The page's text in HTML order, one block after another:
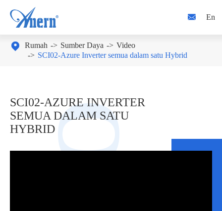
 En
 Rumah Sumber Daya
Video
SCI02-Azure Inverter semua dalam satu Hybrid
SCI02-AZURE INVERTER
SEMUA DALAM SATU
HYBRID